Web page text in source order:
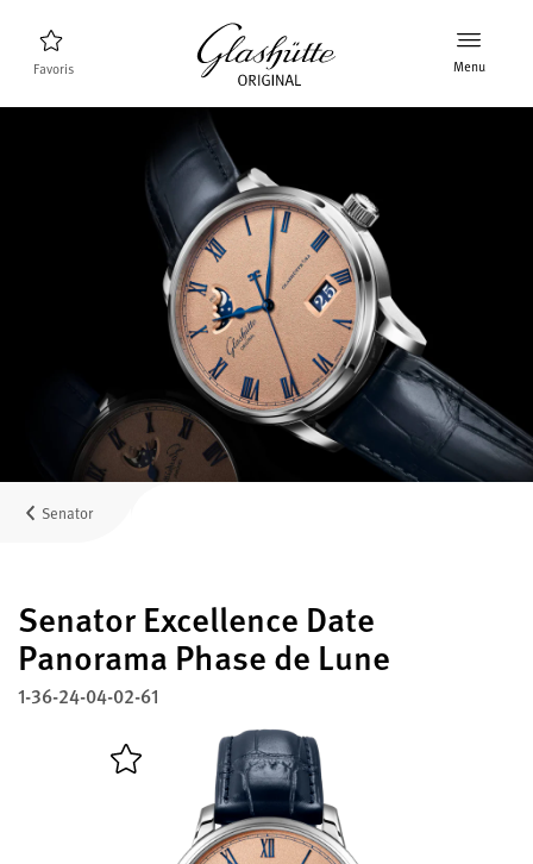
Favoris Menu
Trouveur de montres Nouveaux produits
Découvrez la collection
La marque Glashütte Original
En savoir plus sur la manufacture
Distributeurs agrées
Boutiques et Distributeurs
MyAccount
Service
Garantie, Révisions et Restauration
Contact
English Deutsch
Senator
Senator Excellence Date
Panorama Phase de Lune
1-36-24-04-02-61